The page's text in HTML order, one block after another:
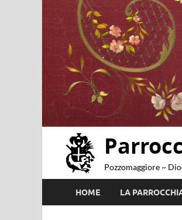
Pozzomaggiore ~
HOME LA